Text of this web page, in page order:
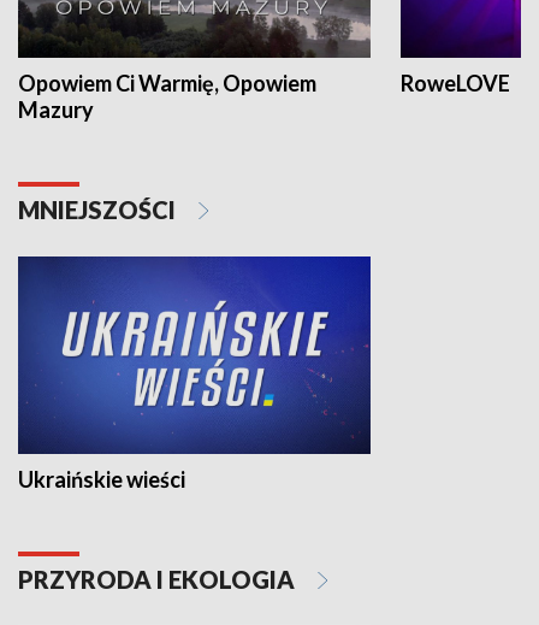
Opowiem Ci Warmię, Opowiem
Mazury
RoweLOVE
MNIEJSZOŚCI
Ukraińskie wieści
PRZYRODA I EKOLOGIA